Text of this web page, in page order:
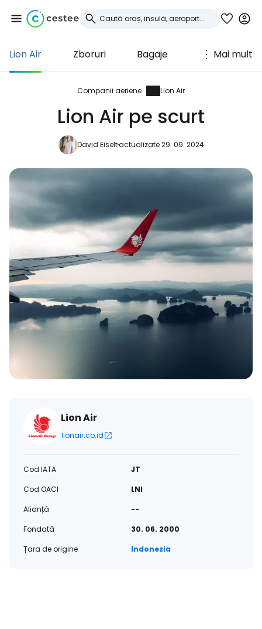
Lion Air Zboruri Bagaje Mai mult
Companii aeriene Lion Air
Lion Air pe scurt
David Eiseltactualizate 29. 09. 2024
Lion Air
lionair.co.id
Cod IATA
JT
Cod OACI
LNI
Alianță
--
Fondată
30. 06. 2000
Țara de origine
Indonezia
Conectați-vă la
Cestee
... comunitatea mondială a călătorilor
Continuați cu Facebook
Continuați cu e-mailul